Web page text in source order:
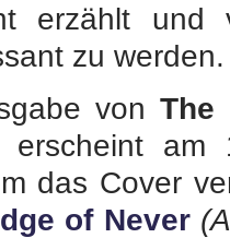
erzählt und
zu werden.
von The
erscheint am
das Cover
of Never